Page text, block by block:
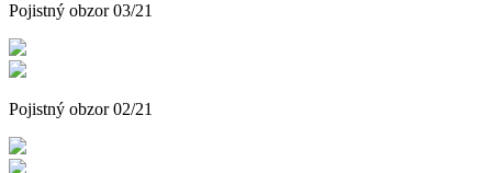
Pojistný obzor 03/21
Pojistný obzor 02/21